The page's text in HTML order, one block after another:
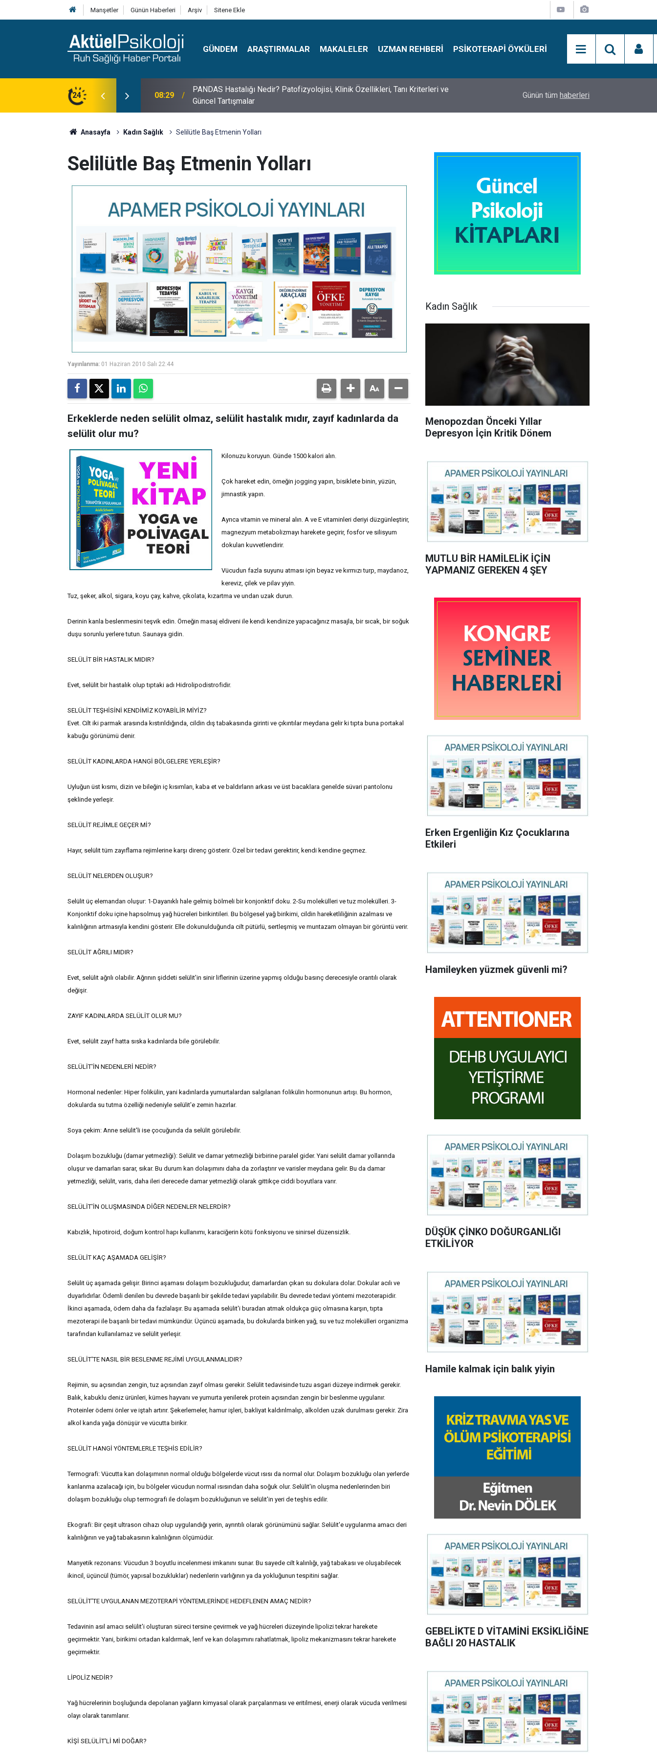
Manşetler Günün Haberleri Arşiv Sitene Ekle
GÜNDEM ARAŞTIRMALAR MAKALELER UZMAN REHBERI PSIKOTERAPI ÖYKÜLERI
24
Klinik Özellikleri, Tanı Kriterleri ve
10:30 10 Mayıs Psikologlar Günü Nasıl Ortaya Çıktı? 10 Mayıs Tarihinin Hikayesi Simon Says Dikkat Programı Nedir?
Günün tüm haberleri
Anasayfa Kadın Sağlık Selilütle Baş Etmenin Yolları
Selilütle Baş Etmenin Yolları
Yayınlanma: 01 Haziran 2010 Salı 22:44
Erkeklerde neden selülit olmaz, selülit hastalık mıdır, zayıf kadınlarda da
selülit olur mu?
Kilonuzu koruyun. Günde 1500 kalori alın.
Çok hareket edin, örneğin jogging yapın, bisiklete binin, yüzün,
jimnastik yapın.
Ayrıca vitamin ve mineral alın. A ve E vitaminleri deriyi düzgünleştirir,
magnezyum metabolizmayı harekete geçirir, fosfor ve silisyum
dokuları kuvvetlendirir.
Vücudun fazla suyunu atması için beyaz ve kırmızı turp, maydanoz,
kereviz, çilek ve pilav yiyin.
Tuz, şeker, alkol, sigara, koyu çay, kahve, çikolata, kızartma ve undan uzak durun.
Derinin kanla beslenmesini teşvik edin. Örneğin masaj eldiveni ile kendi kendinize yapacağınız masajla, bir sıcak, bir soğuk
duşu sorunlu yerlere tutun. Saunaya gidin.
SELÜLİT BİR HASTALIK MIDIR?
Evet, selülit bir hastalık olup tıptaki adı Hidrolipodistrofidir.
SELÜLİT TEŞHİSİNİ KENDİMİZ KOYABİLİR MİYİZ?
Evet. Cilt iki parmak arasında kıstırıldığında, cildin dış tabakasında girinti ve çıkıntılar meydana gelir ki tıpta buna portakal
kabuğu görünümü denir.
SELÜLİT KADINLARDA HANGİ BÖLGELERE YERLEŞİR?
Uyluğun üst kısmı, dizin ve bileğin iç kısımları, kaba et ve baldırların arkası ve üst bacaklara genelde süvari pantolonu
şeklinde yerleşir.
SELÜLİT REJİMLE GEÇER Mİ?
Hayır, selülit tüm zayıflama rejimlerine karşı direnç gösterir. Özel bir tedavi gerektirir, kendi kendine geçmez.
SELÜLİT NELERDEN OLUŞUR?
Selülit üç elemandan oluşur: 1-Dayanıklı hale gelmiş bölmeli bir konjonktif doku. 2-Su molekülleri ve tuz molekülleri. 3-
Konjonktif doku içine hapsolmuş yağ hücreleri birikintileri. Bu bölgesel yağ birikimi, cildin hareketliliğinin azalması ve
kalınlığının artmasıyla kendini gösterir. Elle dokunulduğunda cilt pütürlü, sertleşmiş ve muntazam olmayan bir görüntü verir.
SELÜLİT AĞRILI MIDIR?
Evet, selülit ağrılı olabilir. Ağrının şiddeti selülit'in sinir liflerinin üzerine yapmış olduğu basınç derecesiyle orantılı olarak
değişir.
ZAYIF KADINLARDA SELÜLİT OLUR MU?
Evet, selülit zayıf hatta sıska kadınlarda bile görülebilir.
SELÜLİT'İN NEDENLERİ NEDİR?
Hormonal nedenler: Hiper folikülin, yani kadınlarda yumurtalardan salgılanan folikülin hormonunun artışı. Bu hormon,
dokularda su tutma özelliği nedeniyle selülit'e zemin hazırlar.
Soya çekim: Anne selülit'li ise çocuğunda da selülit görülebilir.
Dolaşım bozukluğu (damar yetmezliği): Selülit ve damar yetmezliği birbirine paralel gider. Yani selülit damar yollarında
oluşur ve damarları sarar, sıkar. Bu durum kan dolaşımını daha da zorlaştırır ve varisler meydana gelir. Bu da damar
yetmezliği, selülit, varis, daha ileri derecede damar yetmezliği olarak gittikçe ciddi boyutlara varır.
SELÜLİT'İN OLUŞMASINDA DİĞER NEDENLER NELERDİR?
Kabızlık, hipotiroid, doğum kontrol hapı kullanımı, karaciğerin kötü fonksiyonu ve sinirsel düzensizlik.
SELÜLİT KAÇ AŞAMADA GELİŞİR?
Selülit üç aşamada gelişir. Birinci aşaması dolaşım bozukluğudur, damarlardan çıkan su dokulara dolar. Dokular acılı ve
duyarlıdırlar. Ödemli denilen bu devrede başarılı bir şekilde tedavi yapılabilir. Bu devrede tedavi yöntemi mezoterapidir.
İkinci aşamada, ödem daha da fazlalaşır. Bu aşamada selülit'i buradan atmak oldukça güç olmasına karşın, tıpta
mezoterapi ile başarılı bir tedavi mümkündür. Üçüncü aşamada, bu dokularda biriken yağ, su ve tuz molekülleri organizma
tarafından kullanılamaz ve selülit yerleşir.
SELÜLİT'TE NASIL BİR BESLENME REJİMİ UYGULANMALIDIR?
Rejimin, su açısından zengin, tuz açısından zayıf olması gerekir. Selülit tedavisinde tuzu asgari düzeye indirmek gerekir.
Balık, kabuklu deniz ürünleri, kümes hayvanı ve yumurta yenilerek protein açısından zengin bir beslenme uygulanır.
Proteinler ödemi önler ve iştah artırır. Şekerlemeler, hamur işleri, bakliyat kaldırılmalıp, alkolden uzak durulması gerekir. Zira
alkol kanda yağa dönüşür ve vücutta birikir.
SELÜLİT HANGİ YÖNTEMLERLE TEŞHİS EDİLİR?
Termografi: Vücutta kan dolaşımının normal olduğu bölgelerde vücut ısısı da normal olur. Dolaşım bozukluğu olan yerlerde
kanlanma azalacağı için, bu bölgeler vücudun normal ısısından daha soğuk olur. Selülit'in oluşma nedenlerinden biri
dolaşım bozukluğu olup termografi ile dolaşım bozukluğunun ve selülit'in yeri de teşhis edilir.
Ekografi: Bir çeşit ultrason cihazı olup uygulandığı yerin, ayrıntılı olarak görünümünü sağlar. Selülit'e uygulanma amacı deri
kalınlığının ve yağ tabakasının kalınlığının ölçümüdür.
Manyetik rezonans: Vücudun 3 boyutlu incelenmesi imkanını sunar. Bu sayede cilt kalınlığı, yağ tabakası ve oluşabilecek
ikincil, üçüncül (tümör, yapısal bozukluklar) nedenlerin varlığının ya da yokluğunun tespitini sağlar.
SELÜLİT'TE UYGULANAN MEZOTERAPİ YÖNTEMLERİNDE HEDEFLENEN AMAÇ NEDİR?
Tedavinin asıl amacı selülit'i oluşturan süreci tersine çevirmek ve yağ hücreleri düzeyinde lipolizi tekrar harekete
geçirmektir. Yani, birikimi ortadan kaldırmak, lenf ve kan dolaşımını rahatlatmak, lipoliz mekanizmasını tekrar harekete
geçirmektir.
LİPOLİZ NEDİR?
Yağ hücrelerinin boşluğunda depolanan yağların kimyasal olarak parçalanması ve eritilmesi, enerji olarak vücuda verilmesi
olayı olarak tanımlanır.
KİŞİ SELÜLİT'Lİ Mİ DOĞAR?
Kadın Sağlık
Menopozdan Önceki Yıllar
Depresyon İçin Kritik Dönem
MUTLU BİR HAMİLELİK İÇİN
YAPMANIZ GEREKEN 4 ŞEY
Erken Ergenliğin Kız Çocuklarına
Etkileri
Hamileyken yüzmek güvenli mi?
DÜŞÜK ÇİNKO DOĞURGANLIĞI
ETKİLİYOR
Hamile kalmak için balık yiyin
GEBELİKTE D VİTAMİNİ EKSİKLİĞİNE
BAĞLI 20 HASTALIK